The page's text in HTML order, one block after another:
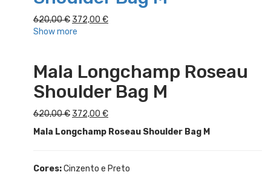
620,00€ O
preço
620,00 €.
372,00 €O
372,00 €.
Show more
Mala Longchamp Roseau
Shoulder Bag M
620,00€ O
original
372,00 €O
atual
Mala Longchamp Roseau Shoulder Bag M
Cores:Cinzento e Preto